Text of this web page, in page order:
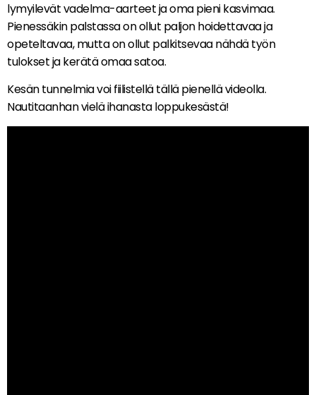
lymyilevät vadelma-aarteet ja oma pieni kasvimaa.
Pienessäkin palstassa on ollut paljon hoidettavaa ja
opeteltavaa, mutta on ollut palkitsevaa nähdä työn
tulokset ja kerätä omaa satoa.
Kesän tunnelmia voi fiilistellä tällä pienellä videolla.
Nautitaanhan vielä ihanasta loppukesästä!